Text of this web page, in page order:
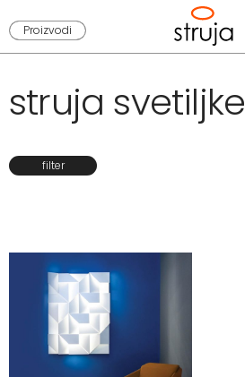
Proizvodi
struja svetiljke
filter